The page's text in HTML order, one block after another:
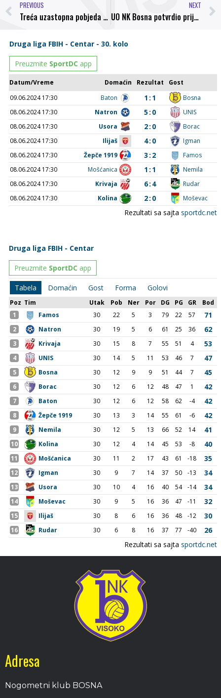
PREVIOUS
Treća uzastopna pobjeda fudbalera Bosne!
NEXT
UO NK Bosna potvrdio prijedlog Elvira Memića za nove trenere omladinskih selekcija
Adresa
Nogometni klub BOSNA